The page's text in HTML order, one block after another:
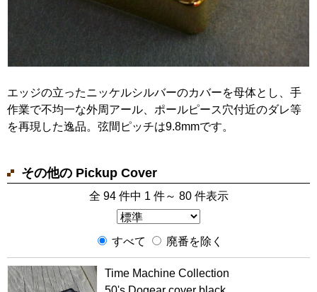
エッジの立ったニッケルシルバーのカバーを母体とし、手
作業で不均一な外周アール、ポールピース穴付近のダレ等
を再現した逸品。弦間ピッチは9.8mmです。
その他の Pickup Cover
全 94 件中 1 件～ 80 件表示
すべて 廃番を除く
Time Machine Collection